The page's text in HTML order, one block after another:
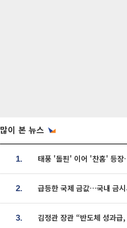
많이 본 뉴스
1. 태풍 '돌핀' 이어 '찬홈' 등
2. 급등한 국제 금값…국내 금
3. 김정관 장관 “반도체 성과